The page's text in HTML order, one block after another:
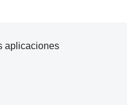
aplicaciones